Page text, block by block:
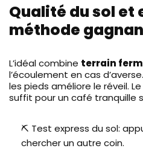
Qualité du sol et
méthode
L’idéal combine terrain
l’écoulement en cas
les pieds améliore le réveil.
suffit pour un café tranquille
⛏️ Test express du sol:
chercher un autre coin.